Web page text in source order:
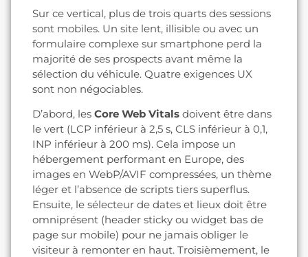
Sur ce vertical, plus de trois quarts des sessions
sont mobiles. Un site lent, illisible ou avec un
formulaire complexe sur smartphone perd la
majorité de ses prospects avant même la
sélection du véhicule. Quatre exigences UX
sont non négociables.
D’abord, les Core Web Vitals doivent être dans
le vert (LCP inférieur à 2,5 s, CLS inférieur à 0,1,
INP inférieur à 200 ms). Cela impose un
hébergement performant en Europe, des
images en WebP/AVIF compressées, un thème
léger et l’absence de scripts tiers superflus.
Ensuite, le sélecteur de dates et lieux doit être
omniprésent (header sticky ou widget bas de
page sur mobile) pour ne jamais obliger le
visiteur à remonter en haut. Troisièmement, le